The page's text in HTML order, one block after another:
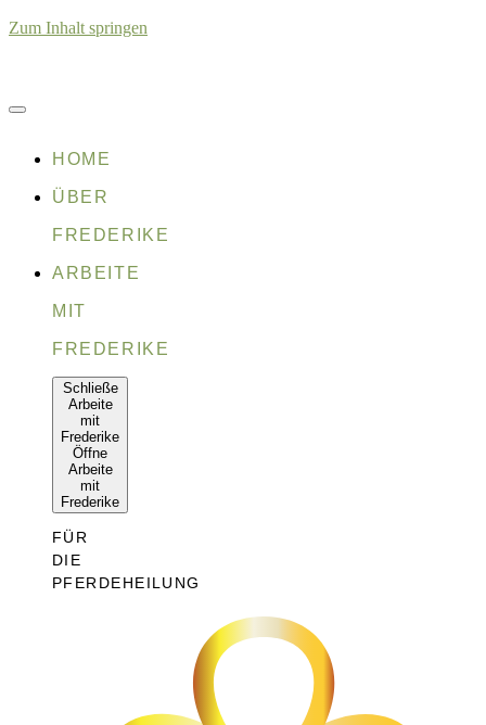
Zum Inhalt springen
HOME
ÜBER
FREDERIKE
ARBEITE
MIT
FREDERIKE
Schließe
Arbeite
mit
Frederike
Öffne
Arbeite
mit
Frederike
FÜR
DIE
PFERDEHEILUNG